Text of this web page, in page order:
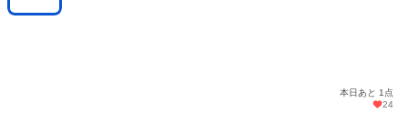
本日あと 1点
24